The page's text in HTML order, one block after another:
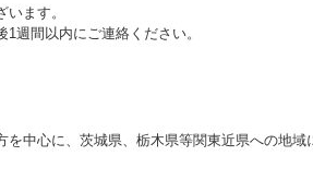
ます。
週間以内にご連絡ください。
中心に、茨城県、栃木県等関東近県への地